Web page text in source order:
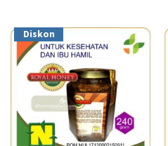
Diskon